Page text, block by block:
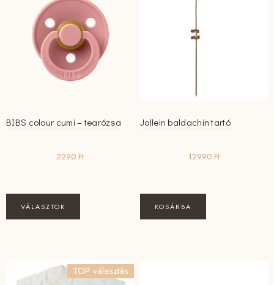
BIBS colour cumi – tearózsa
2290 Ft
VÁLASZTOK
a
variációja
van.
Jollein baldachin tartó
12990 Ft
KOSÁRBA
TOP választás